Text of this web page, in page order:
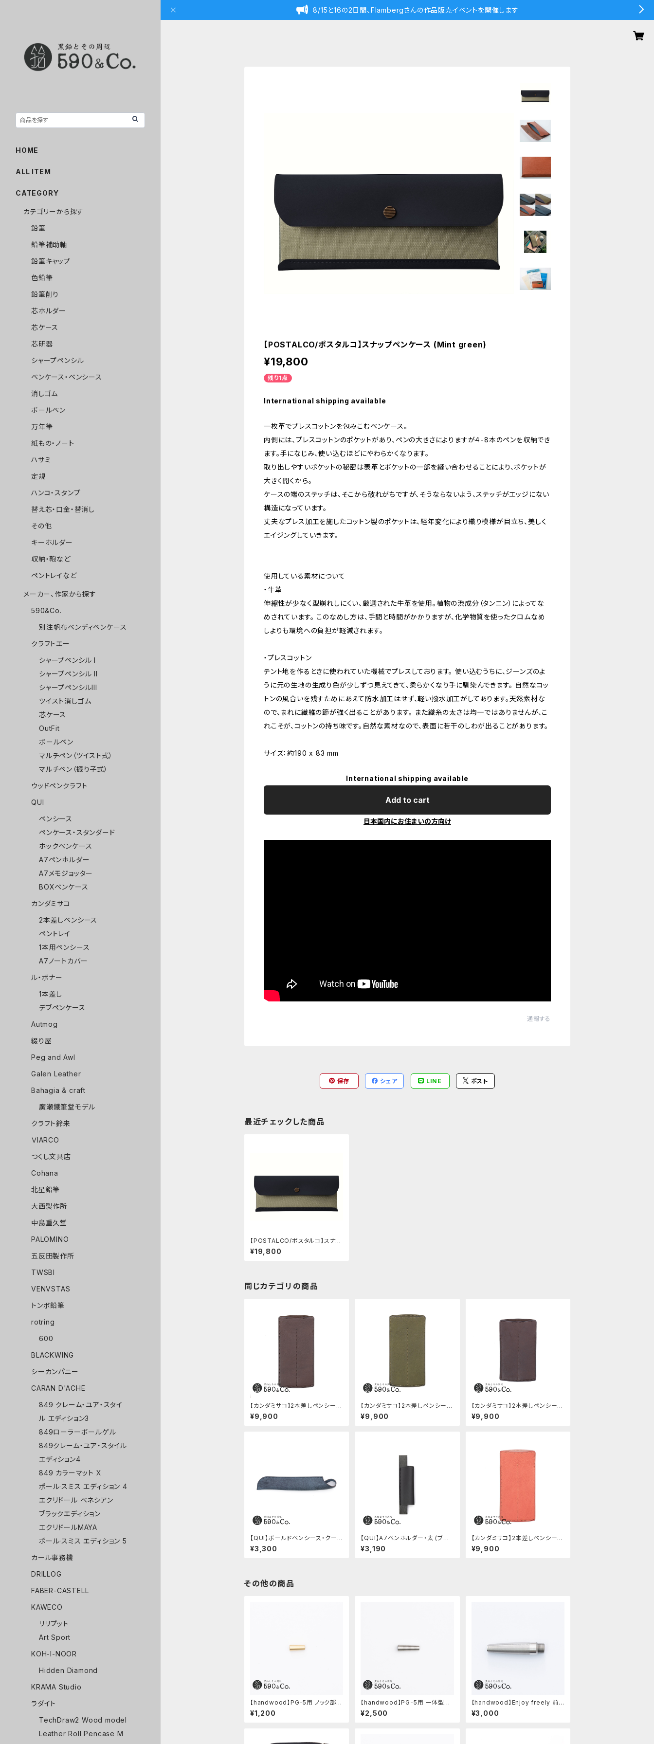
8/15と16の2日間、Flambergさんの作品販売イベントを開催します
【POSTALCO/ポスタルコ】スナップペンケース (Mint green)
¥19,800
残り1点
International shipping available
一枚革でプレスコットンを包みこむペンケース。
内側には、プレスコットンのポケットがあり、ペンの大きさによりますが４-8本のペンを収納でき
ます。手になじみ、使い込むほどにやわらかくなります。
取り出しやすいポケットの秘密は表革とポケットの一部を縫い合わせることにより、ポケットが
大きく開くから。
ケースの端のステッチは、そこから破れがちですが、そうならないよう、ステッチがエッジにない
構造になっています。
丈夫なプレス加工を施したコットン製のポケットは、経年変化により織り模様が目立ち、美しく
エイジングしていきます。
使用している素材について
・牛革
伸縮性が少なく型崩れしにくい、厳選された牛革を使用。植物の渋成分（タンニン）によってな
めされています。 このなめし方は、手間と時間がかかりますが、化学物質を使ったクロムなめ
しよりも環境への負担が軽減されます。
・プレスコットン
テント地を作るときに使われていた機械でプレスしております。 使い込むうちに、ジーンズのよ
うに元の生地の生成り色が少しずつ見えてきて、柔らかくなり手に馴染んできます。 自然なコッ
トンの風合いを残すためにあえて防水加工はせず、軽い撥水加工がしてあります。天然素材な
ので、まれに繊維の節が強く出ることがあります。 また織糸の太さは均一ではありませんが、こ
れこそが、コットンの持ち味です。自然な素材なので、表面に若干のしわが出ることがあります。
サイズ：約190 x 83 mm
International shipping available
Add to cart
日本国内にお住まいの方向け
通報する
保存 シェア LINE ポスト
最近チェックした商品
【POSTALCO/ポスタルコ】スナッ
プペンケース (Mint green)
¥19,800
同じカテゴリの商品
【カンダミサコ】2本差しペンシー
ス・ミネルバボックス (カスターニ
ョ)
¥9,900
【カンダミサコ】2本差しペンシー
ス・ミネルバボックス (オリーバ)
¥9,900
【カンダミサコ】2本差しペンシー
ス・ショート用 ミネルバボックス
(カスターニョ)
¥9,900
【QUI】ボールドペンシース・クード
ゥー (ブルー)
¥3,300
【QUI】A7ペンホルダー・太 (ブラッ
ク)
¥3,190
【カンダミサコ】2本差しペンシー
ス・ミネルバボックス (ローズアン
ティコ)
¥9,900
その他の商品
【handwood】PG-5用 ノック部カ
バー (真鍮)
¥1,200
【handwood】PG-5用 一体型ノッ
ク部カバー (グルーブ/ステンレス)
¥2,500
【handwood】Enjoy freely 前
軸・滑り止め(ステンレス)
¥3,000
HOME
ALL ITEM
CATEGORY
カテゴリーから探す
鉛筆
鉛筆補助軸
鉛筆キャップ
色鉛筆
鉛筆削り
芯ホルダー
芯ケース
芯研器
シャープペンシル
ペンケース・ペンシース
消しゴム
ボールペン
万年筆
紙もの・ノート
ハサミ
定規
ハンコ・スタンプ
替え芯・口金・替消し
その他
キーホルダー
収納・鞄など
ペントレイなど
メーカー、作家から探す
590&Co.
別注帆布ベンディペンケース
クラフトエー
シャープペンシル I
シャープペンシル II
シャープペンシルIII
ツイスト消しゴム
芯ケース
OutFit
ボールペン
マルチペン（ツイスト式）
マルチペン（振り子式）
ウッドペンクラフト
QUI
ペンシース
ペンケース・スタンダード
ホックペンケース
A7ペンホルダー
A7メモジョッター
BOXペンケース
カンダミサコ
2本差しペンシース
ペントレイ
1本用ペンシース
A7ノートカバー
ル・ボナー
1本差し
デブペンケース
Autmog
綴り屋
Peg and Awl
Galen Leather
Bahagia & craft
廣瀬鐵筆堂モデル
クラフト鈴来
ＶIARCO
つくし文具店
Cohana
北星鉛筆
大西製作所
中島重久堂
PALOMINO
五反田製作所
TWSBI
VENVSTAS
トンボ鉛筆
rotring
600
BLACKWING
シーカンパニー
CARAN D'ACHE
849 クレーム・ユア・スタイ
ル エディション3
849ローラーボールゲル
849クレーム・ユア・スタイル
エディション4
849 カラーマット X
ポール·スミス エディション 4
エクリドール ベネシアン
ブラックエディション
エクリドールMAYA
ポール·スミス エディション 5
カール事務機
DRILLOG
FABER-CASTELL
KAWECO
リリプット
Art Sport
KOH-I-NOOR
Hidden Diamond
KRAMA Studio
ラダイト
TechDraw2 Wood model
Leather Roll Pencase M